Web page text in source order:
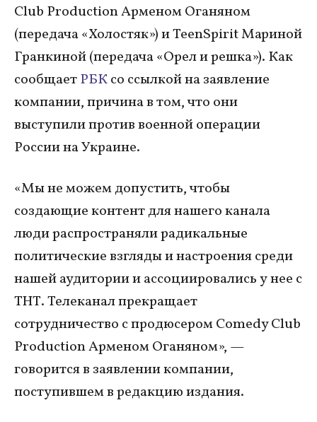
Club Production Арменом Оганяном
(передача «Холостяк») и TeenSpirit Мариной
Гранкиной (передача «Орел и решка»). Как
сообщаетРБКсо ссылкой на заявление
компании, причина в том, что они
выступили против военной операции
России на Украине.
«Мы не можем допустить, чтобы
создающие контент для нашего канала
люди распространяли радикальные
политические взгляды и настроения среди
нашей аудитории и ассоциировались у нее с
ТНТ. Телеканал прекращает
сотрудничество с продюсером Comedy Club
Production Арменом Оганяном», —
говорится в заявлении компании,
поступившем в редакцию издания.